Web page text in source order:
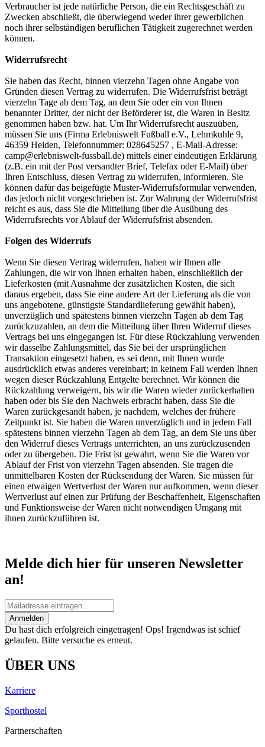
Verbraucher ist jede natürliche Person, die ein Rechtsgeschäft zu
Zwecken abschließt, die überwiegend weder ihrer gewerblichen
noch ihrer selbständigen beruflichen Tätigkeit zugerechnet werden
können.
Widerrufsrecht
Sie haben das Recht, binnen vierzehn Tagen ohne Angabe von
Gründen diesen Vertrag zu widerrufen. Die Widerrufsfrist beträgt
vierzehn Tage ab dem Tag, an dem Sie oder ein von Ihnen
benannter Dritter, der nicht der Beförderer ist, die Waren in Besitz
genommen haben bzw. hat. Um Ihr Widerrufsrecht auszuüben,
müssen Sie uns (Firma Erlebniswelt Fußball e.V., Lehmkuhle 9,
46359 Heiden, Telefonnummer: 028645257 , E-Mail-Adresse:
camp@erlebniswelt-fussball.de) mittels einer eindeutigen Erklärung
(z.B. ein mit der Post versandter Brief, Telefax oder E-Mail) über
Ihren Entschluss, diesen Vertrag zu widerrufen, informieren. Sie
können dafür das beigefügte Muster-Widerrufsformular verwenden,
das jedoch nicht vorgeschrieben ist. Zur Wahrung der Widerrufsfrist
reicht es aus, dass Sie die Mitteilung über die Ausübung des
Widerrufsrechts vor Ablauf der Widerrufsfrist absenden.
Folgen des Widerrufs
Wenn Sie diesen Vertrag widerrufen, haben wir Ihnen alle
Zahlungen, die wir von Ihnen erhalten haben, einschließlich der
Lieferkosten (mit Ausnahme der zusätzlichen Kosten, die sich
daraus ergeben, dass Sie eine andere Art der Lieferung als die von
uns angebotene, günstigste Standardlieferung gewählt haben),
unverzüglich und spätestens binnen vierzehn Tagen ab dem Tag
zurückzuzahlen, an dem die Mitteilung über Ihren Widerruf dieses
Vertrags bei uns eingegangen ist. Für diese Rückzahlung verwenden
wir dasselbe Zahlungsmittel, das Sie bei der ursprünglichen
Transaktion eingesetzt haben, es sei denn, mit Ihnen wurde
ausdrücklich etwas anderes vereinbart; in keinem Fall werden Ihnen
wegen dieser Rückzahlung Entgelte berechnet. Wir können die
Rückzahlung verweigern, bis wir die Waren wieder zurückerhalten
haben oder bis Sie den Nachweis erbracht haben, dass Sie die
Waren zurückgesandt haben, je nachdem, welches der frühere
Zeitpunkt ist. Sie haben die Waren unverzüglich und in jedem Fall
spätestens binnen vierzehn Tagen ab dem Tag, an dem Sie uns über
den Widerruf dieses Vertrags unterrichten, an uns zurückzusenden
oder zu übergeben. Die Frist ist gewahrt, wenn Sie die Waren vor
Ablauf der Frist von vierzehn Tagen absenden. Sie tragen die
unmittelbaren Kosten der Rücksendung der Waren. Sie müssen für
einen etwaigen Wertverlust der Waren nur aufkommen, wenn dieser
Wertverlust auf einen zur Prüfung der Beschaffenheit, Eigenschaften
und Funktionsweise der Waren nicht notwendigen Umgang mit
ihnen zurückzuführen ist.
Melde dich hier für unseren Newsletter
an!
Anmelden
Du hast dich erfolgreich eingetragen! Ops! Irgendwas ist schief
gelaufen. Bitte versuche es erneut.
ÜBER UNS
Karriere
Sporthostel
Partnerschaften